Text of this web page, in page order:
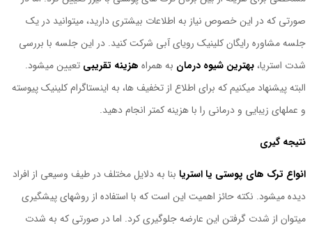
صورتی که در این خصوص نیاز به اطلاعات بیشتری دارید، میتوانید در یک
جلسه مشاوره رایگان کلینیک رویای آبی شرکت کنید. در این جلسه با بررسی
شدت استریا،بهترین شیوه درمان به همراه هزینه تقریبی تعیین میشود.
البته پیشنهاد میکنیم که برای اطلاع از تخفیف ها، به اینستاگرام کلینیک پیوسته
و عملهای زیبایی و درمانی را با هزینه کمتر انجام دهید.
نتیجه گیری
انواع ترک های پوستی یا استریا بنا به دلایل مختلف در طیف وسیعی از افراد
دیده میشود. نکته حائز اهمیت این است که با استفاده از روشهای پیشگیری
میتوان از شدت گرفتن این عارضه جلوگیری کرد. اما در صورتی که به شدت